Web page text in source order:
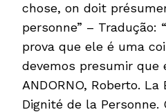
chose, on doit
personne” – Tradução:
prova que ele é uma
devemos presumir que
ANDORNO, Roberto.
Dignité de la